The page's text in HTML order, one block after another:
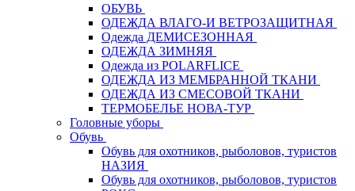
ОБУВЬ
ОДЕЖДА ВЛАГО-И ВЕТРОЗАЩИТНАЯ
Одежда ДЕМИСЕЗОННАЯ
ОДЕЖДА ЗИМНЯЯ
Одежда из POLARFLICE
ОДЕЖДА ИЗ МЕМБРАННОЙ ТКАНИ
ОДЕЖДА ИЗ СМЕСОВОЙ ТКАНИ
ТЕРМОБЕЛЬЕ НОВА-ТУР
Головные уборы
Обувь
Обувь для охотников, рыболовов, туристов
НАЗИЯ
Обувь для охотников, рыболовов, туристов